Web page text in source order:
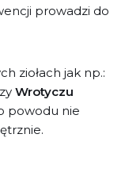
prowadzi do
ziołach jak np.:
Wrotyczu
powodu nie